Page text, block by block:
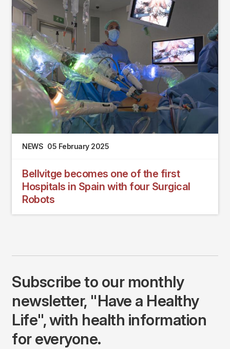
NEWS 05 February 2025
Bellvitge becomes one of the first
Hospitals in Spain with four Surgical
Robots
Subscribe to our monthly
newsletter, "Have a Healthy
Life", with health information
for everyone.